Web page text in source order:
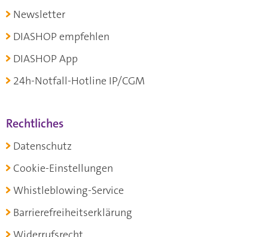
Newsletter
DIASHOP empfehlen
DIASHOP App
24h-Notfall-Hotline IP/CGM
Rechtliches
Datenschutz
Cookie-Einstellungen
Whistleblowing-Service
Barrierefreiheitserklärung